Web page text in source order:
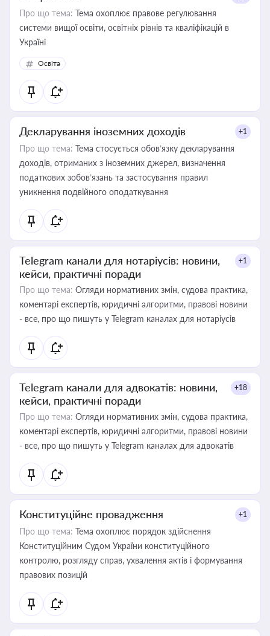
Про що тема: Тема охоплює правове регулювання
системи вищої освіти, освітніх рівнів та кваліфікацій в
Україні
Освіта
Декларування іноземних доходів +1
Про що тема: Тема стосується обов’язку декларування
доходів, отриманих з іноземних джерел, визначення
податкових зобов’язань та застосування правил
уникнення подвійного оподаткування
Telegram канали для нотаріусів: новини,
кейси, практичні поради
+1
Про що тема: Огляди нормативних змін, судова практика,
коментарі експертів, юридичні алгоритми, правові новини
- все, про що пишуть у Telegram каналах для нотаріусів
Telegram канали для адвокатів: новини,
кейси, практичні поради
+18
Про що тема: Огляди нормативних змін, судова практика,
коментарі експертів, юридичні алгоритми, правові новини
- все, про що пишуть у Telegram каналах для адвокатів
Конституційне провадження +1
Про що тема: Тема охоплює порядок здійснення
Конституційним Судом України конституційного
контролю, розгляду справ, ухвалення актів і формування
правових позицій